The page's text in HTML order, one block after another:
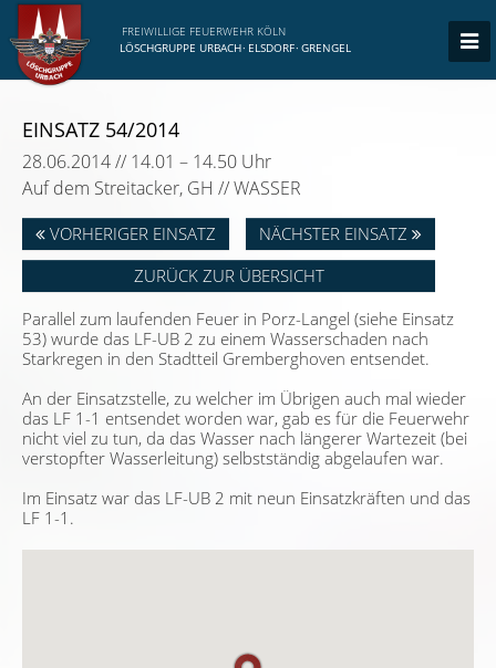
FREIWILLIGE FEUERWEHR KÖLN
LÖSCHGRUPPE URBACH· ELSDORF· GRENGEL
EINSATZ 54/2014
28.06.2014 // 14.01 – 14.50 Uhr
Auf dem Streitacker, GH // WASSER
VORHERIGER EINSATZ
NÄCHSTER EINSATZ
ZURÜCK ZUR ÜBERSICHT
Parallel zum laufenden Feuer in Porz-Langel (siehe Einsatz
53) wurde das LF-UB 2 zu einem Wasserschaden nach
Starkregen in den Stadtteil Gremberghoven entsendet.
An der Einsatzstelle, zu welcher im Übrigen auch mal wieder
das LF 1-1 entsendet worden war, gab es für die Feuerwehr
nicht viel zu tun, da das Wasser nach längerer Wartezeit (bei
verstopfter Wasserleitung) selbstständig abgelaufen war.
Im Einsatz war das LF-UB 2 mit neun Einsatzkräften und das
LF 1-1.